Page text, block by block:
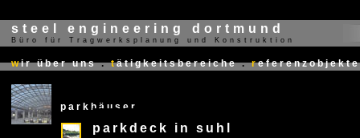
steel engineering dortmund
Büro für Tragwerksplanung und Konstruktion
wir über uns . tätigkeitsbereiche . referenzobjekte
parkhäuser
X
parkdeck in suhl